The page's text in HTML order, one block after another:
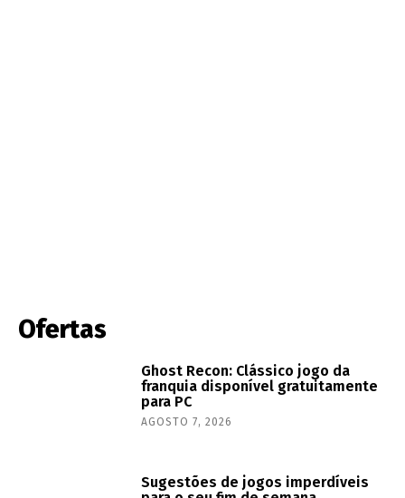
Ofertas
Ghost Recon: Clássico jogo da
franquia disponível gratuitamente
para PC
AGOSTO 7, 2026
Sugestões de jogos imperdíveis